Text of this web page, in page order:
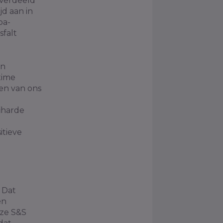
aan in
van ons
Dat
S&S